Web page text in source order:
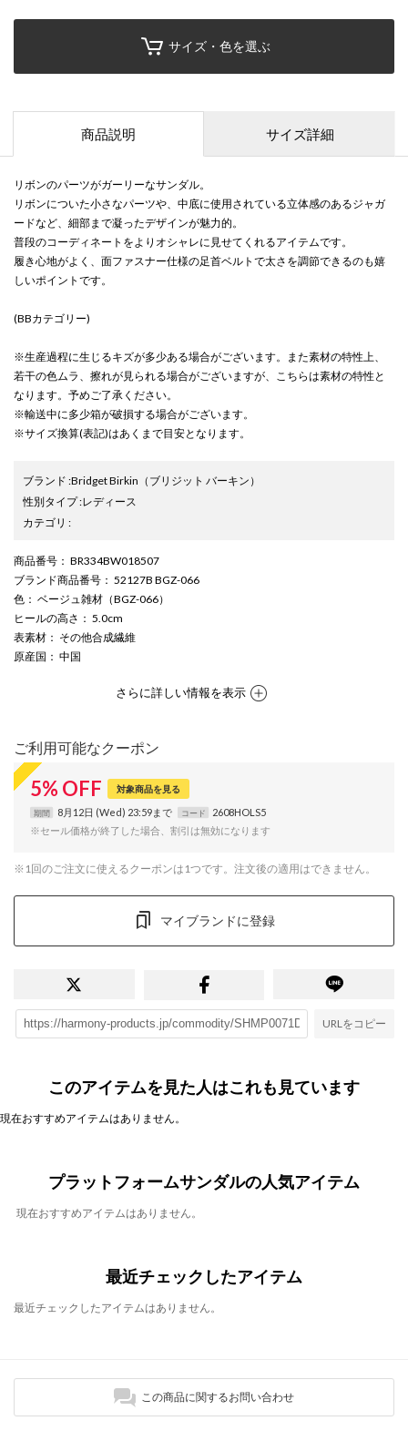
サイズ・色を選ぶ
商品説明 サイズ詳細
リボンのパーツがガーリーなサンダル。
リボンについた小さなパーツや、中底に使用されている立体感のあるジャガ
ードなど、細部まで凝ったデザインが魅力的。
普段のコーディネートをよりオシャレに見せてくれるアイテムです。
履き心地がよく、面ファスナー仕様の足首ベルトで太さを調節できるのも嬉
しいポイントです。
(BBカテゴリー)
※生産過程に生じるキズが多少ある場合がございます。また素材の特性上、
若干の色ムラ、擦れが見られる場合がございますが、こちらは素材の特性と
なります。予めご了承ください。
※輸送中に多少箱が破損する場合がございます。
※サイズ換算(表記)はあくまで目安となります。
ブランド :Bridget Birkin （ブリジット バーキン）
性別タイプ:レディース
カテゴリ :
商品番号 ： BR334BW018507
ブランド商品番号 ： 52127B BGZ-066
色 ： ベージュ雑材（BGZ-066）
ヒールの高さ ： 5.0cm
表素材 ： その他合成繊維
原産国 ： 中国
さらに詳しい情報を表示
ご利用可能なクーポン
5% OFF 対象商品を見る
期間 8月12日 (Wed) 23:59まで コード
2608HOLS5
※セール価格が終了した場合、割引は無効になります
※1回のご注文に使えるクーポンは1つです。注文後の適用はできません。
マイブランドに登録
URLをコピー
このアイテムを見た人はこれも見ています
現在おすすめアイテムはありません。
プラットフォームサンダルの人気アイテム
現在おすすめアイテムはありません。
最近チェックしたアイテム
最近チェックしたアイテムはありません。
この商品に関するお問い合わせ